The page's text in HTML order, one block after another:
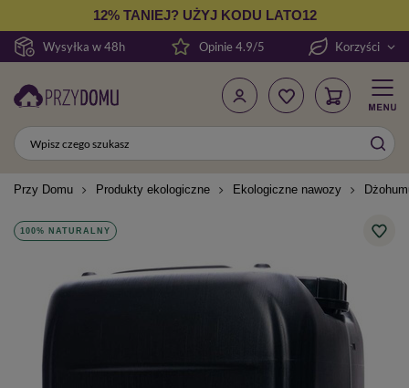
Wysyłka w 48h
12% TANIEJ? UŻYJ KODU LATO12
Opinie 4.9/5 Korzyści
Przy Domu Produkty ekologiczne Ekologiczne nawozy
100% NATURALNY